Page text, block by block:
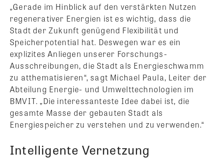
„Gerade im Hinblick auf den verstärkten Nutzen
regenerativer Energien ist es wichtig, dass die
Stadt der Zukunft genügend Flexibilität und
Speicherpotential hat. Deswegen war es ein
explizites Anliegen unserer Forschungs-
Ausschreibungen, die Stadt als Energieschwamm
zu atthematisieren“, sagt Michael Paula, Leiter der
Abteilung Energie- und Umwelttechnologien im
BMVIT. „Die interessanteste Idee dabei ist, die
gesamte Masse der gebauten Stadt als
Energiespeicher zu verstehen und zu verwenden.“
Intelligente Vernetzung